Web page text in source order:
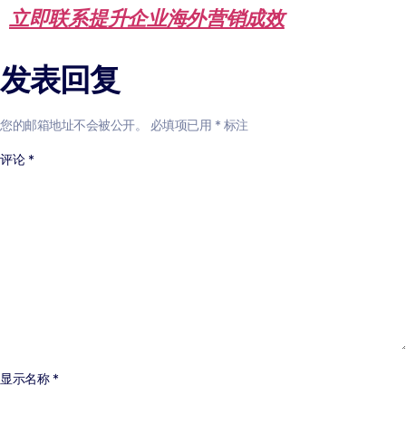
立即联系提升企业海外营销成效
发表回复
您的邮箱地址不会被公开。 必填项已用 * 标注
评论 *
显示名称 *